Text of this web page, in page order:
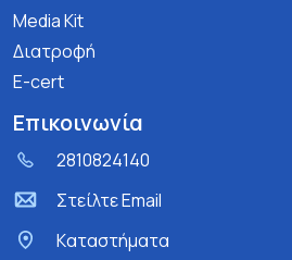
Media Kit
Διατροφή
E-cert
Επικοινωνία
2810824140
Στείλτε Email
Kαταστήματα